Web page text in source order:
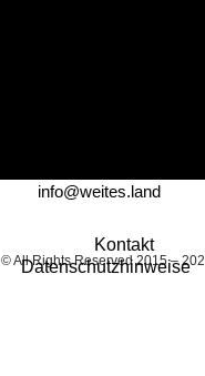
Kontakt
Datenschutzhinweise
info@weites.land
© All Rights Reserved 2015 –